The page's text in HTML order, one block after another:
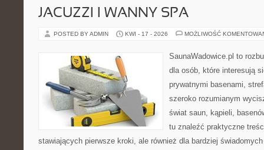
JACUZZI I WANNY SPA
POSTED BY ADMIN KWI - 17 - 2026 MOŻLIWOŚĆ
SaunaWadowice.pl to
dla osób, które interesują
prywatnymi basenami,
szeroko rozumianym
świat saun, kąpieli,
tu znaleźć praktyczne
stawiających pierwsze kroki, ale również dla bardziej